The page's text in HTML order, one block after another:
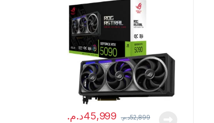
45,999د.م. 52,899د.م.